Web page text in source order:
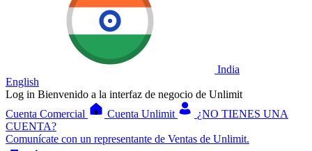
India
English
Log in Bienvenido a la interfaz de negocio de Unlimit
Cuenta Comercial
Cuenta Unlimit
¿NO TIENES UNA
CUENTA?
Comunícate con un representante de Ventas de Unlimit.